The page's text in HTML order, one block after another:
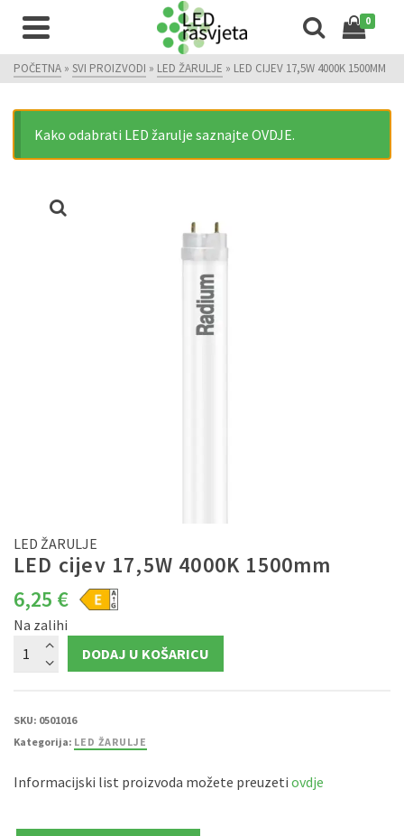
0
POČETNA » SVI PROIZVODI » LED ŽARULJE » LED CIJEV 17,5W 4000K 1500MM
Kako odabrati LED žarulje saznajte OVDJE.
LED ŽARULJE
LED cijev 17,5W 4000K 1500mm
6,25 €
Na zalihi
cijev
17,5W
DODAJ U KOŠARICU
SKU: 0501016
Kategorija: LED ŽARULJE
Informacijski list proizvoda možete preuzeti ovdje